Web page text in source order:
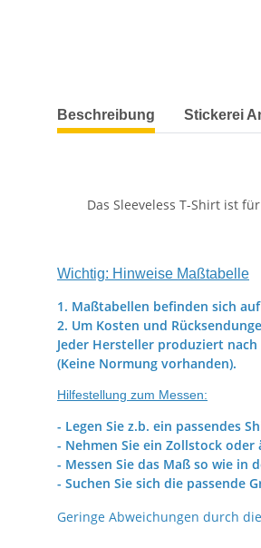
weitere Registerkarten anzeigen
Beschreibung Stickerei
Das Sleeveless T-Shirt ist
Wichtig: Hinweise Maßtabelle
1. Maßtabellen befinden sich
2. Um Kosten und
Jeder Hersteller produziert
(Keine Normung vorhanden).
Hilfestellung zum Messen:
- Legen Sie z.b. ein passendes
- Nehmen Sie ein Zollstock oder
- Messen Sie das Maß so wie in
- Suchen Sie sich die passende
Geringe Abweichungen durch